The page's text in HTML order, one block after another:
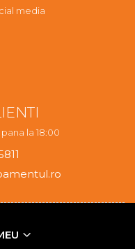
media
la 18:00